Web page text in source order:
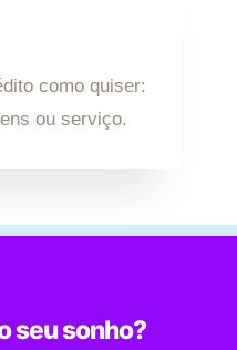
como quiser:
ou serviço.
seu sonho?